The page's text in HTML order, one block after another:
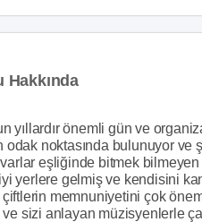
Hakkında
yıllardır önemli gün ve
odak noktasında bulunuyor
eşliğinde bitmek
yerlere gelmiş ve kendisini
çiftlerin memnuniyetini çok
sizi anlayan müzisyenlerle